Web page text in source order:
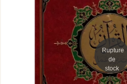
Rupture
de
stock